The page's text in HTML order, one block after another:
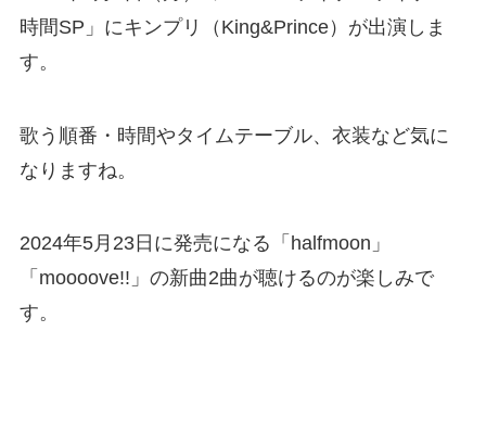
時間SP」にキンプリ（King&Prince）が出演しま
す。
歌う順番・時間やタイムテーブル、衣装など気に
なりますね。
2024年5月23日に発売になる「halfmoon」
「moooove!!」の新曲2曲が聴けるのが楽しみで
す。